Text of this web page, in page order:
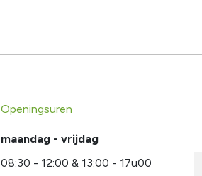
Openingsuren
maandag - vrijdag
08:30 - 12:00 & 13:00 - 17u00